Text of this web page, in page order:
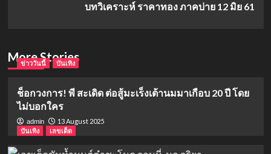
บทวิเคราะห์ ราคาทอง ภาคบ่าย 12 มิย 61
More Stories
ข่าววันนี้ บันเทิง
ช็อกวงการ! พี สะเดิด ต่อสู้มะเร็งเต้านมมาเกือบ 20 ปี โดย
ไม่บอกใคร
admin
13 August 2025
บันเทิง
เลขเด็ด